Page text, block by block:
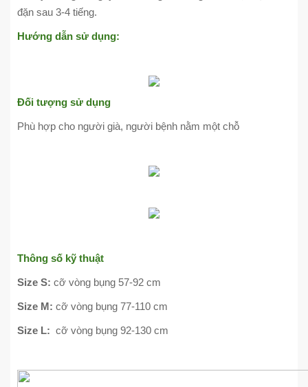
đặn sau 3-4 tiếng.
Hướng dẫn sử dụng:
Đối tượng sử dụng
Phù hợp cho người già, người bệnh nằm một chỗ
Thông số kỹ thuật
Size S: cỡ vòng bụng 57-92 cm
Size M: cỡ vòng bụng 77-110 cm
Size L: cỡ vòng bụng 92-130 cm